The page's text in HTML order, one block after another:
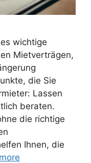
wichtige
Mietverträgen,
die Sie
Lassen
beraten.
die richtige
Ihnen, die